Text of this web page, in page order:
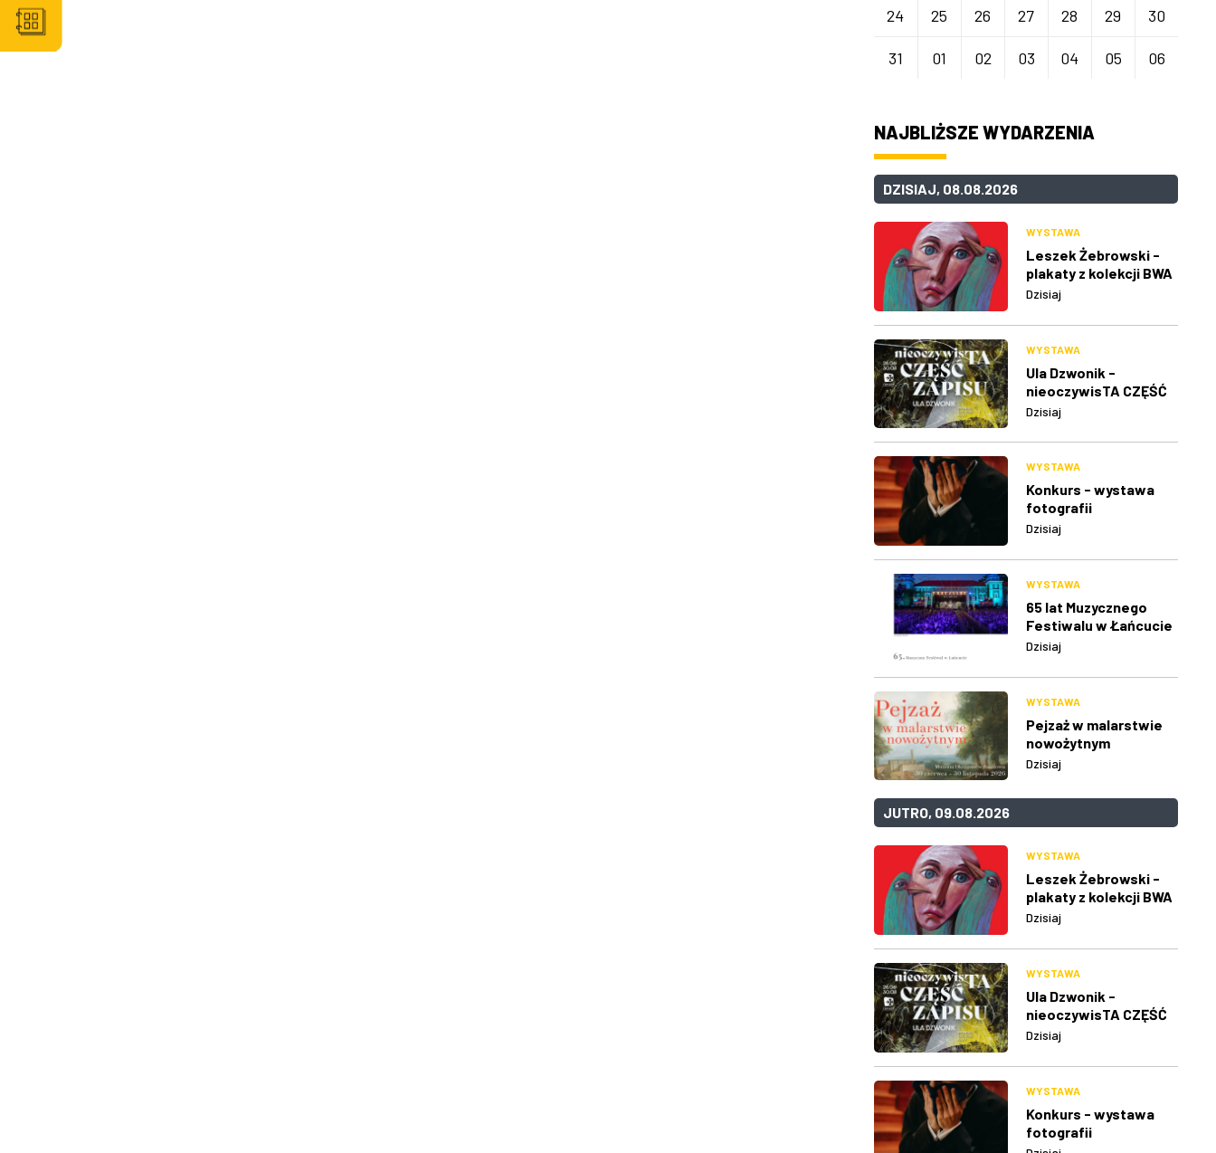
24 25 26 27 28 29 30
31 01 02 03 04 05 06
NAJBLIŻSZE WYDARZENIA
DZISIAJ, 08.08.2026
WYSTAWA
Leszek Żebrowski -
plakaty z kolekcji BWA
w Rzeszowie
Dzisiaj
WYSTAWA
Ula Dzwonik -
nieoczywisTA CZĘŚĆ
ZAPISU
Dzisiaj
WYSTAWA
Konkurs - wystawa
fotografii
Dzisiaj
WYSTAWA
65 lat Muzycznego
Festiwalu w Łańcucie
Dzisiaj
WYSTAWA
Pejzaż w malarstwie
nowożytnym
Dzisiaj
JUTRO, 09.08.2026
WYSTAWA
Leszek Żebrowski -
plakaty z kolekcji BWA
w Rzeszowie
Dzisiaj
WYSTAWA
Ula Dzwonik -
nieoczywisTA CZĘŚĆ
ZAPISU
Dzisiaj
WYSTAWA
Konkurs - wystawa
fotografii